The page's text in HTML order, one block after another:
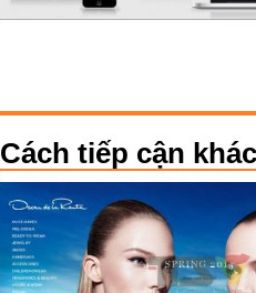
Cách tiếp cận